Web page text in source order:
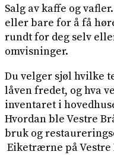
Salg av kaffe og
eller bare for å få
rundt for deg selv
omvisninger.
Du velger sjøl hvilke
låven fredet, og hva
inventaret i
Hvordan ble Vestre
bruk og
Eiketrærne på Vestre